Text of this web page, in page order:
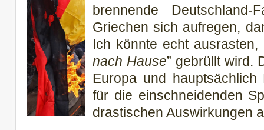
brennende
Griechen sich aufregen,
Ich könnte echt ausrasten,
nach Hause” gebrüllt wird.
Europa und
für die einschneidenden
drastischen Auswirkungen